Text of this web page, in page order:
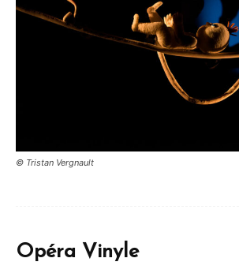
© Tristan Vergnault
Opéra Vinyle